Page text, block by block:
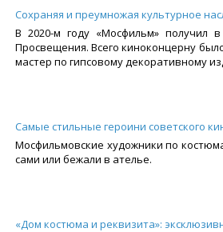
Сохраняя и преумножая культурное
В 2020-м году «Мосфильм» получил
Просвещения. Всего киноконцерну
мастер по гипсовому декоративному
Самые стильные героини советского
Мосфильмовские художники по
сами или бежали в ателье.
«Дом костюма и реквизита»: